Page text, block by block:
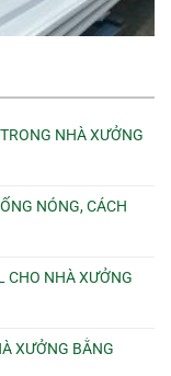
NHÀ XƯỞNG
NÓNG, CÁCH
CHO NHÀ XƯỞNG
XƯỞNG BẰNG